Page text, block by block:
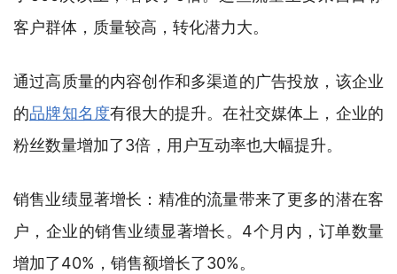
客户群体，质量较高，转化潜力大。
通过高质量的内容创作和多渠道的广告投放，该企业
的品牌知名度有很大的提升。在社交媒体上，企业的
粉丝数量增加了3倍，用户互动率也大幅提升。
销售业绩显著增长：精准的流量带来了更多的潜在客
户，企业的销售业绩显著增长。4个月内，订单数量
增加了40%，销售额增长了30%。